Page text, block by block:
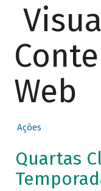
Web
Ações
Quartas